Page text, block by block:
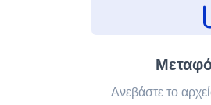
Ανεβάστε το